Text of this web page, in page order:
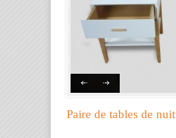
Paire de tables de nuit